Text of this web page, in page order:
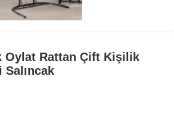
Oylat Rattan Çift Kişilik
Salıncak